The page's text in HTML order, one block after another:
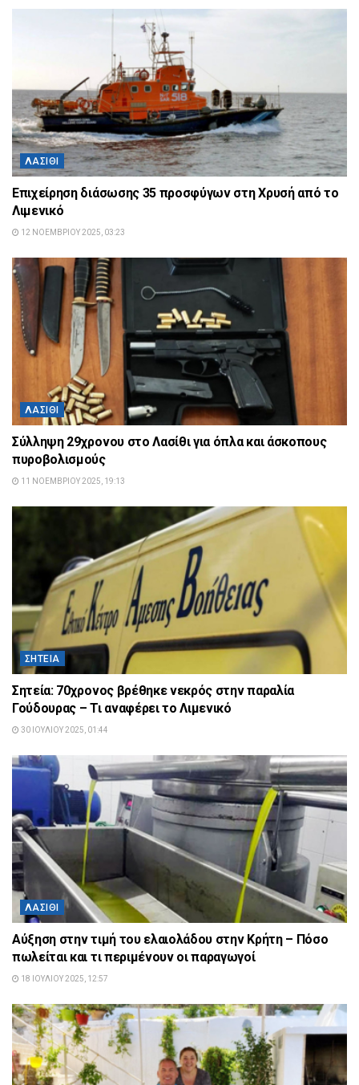
ΛΑΣΊΘΙ
Επιχείρηση διάσωσης 35 προσφύγων στη Χρυσή από το
Λιμενικό
12 ΝΟΕΜΒΡΊΟΥ 2025, 03:23
ΛΑΣΊΘΙ
Σύλληψη 29χρονου στο Λασίθι για όπλα και άσκοπους
πυροβολισμούς
11 ΝΟΕΜΒΡΊΟΥ 2025, 19:13
ΣΗΤΕΊΑ
Σητεία: 70χρονος βρέθηκε νεκρός στην παραλία
Γούδουρας – Τι αναφέρει το Λιμενικό
30 ΙΟΥΛΊΟΥ 2025, 01:44
ΛΑΣΊΘΙ
Αύξηση στην τιμή του ελαιολάδου στην Κρήτη – Πόσο
πωλείται και τι περιμένουν οι παραγωγοί
18 ΙΟΥΛΊΟΥ 2025, 12:57